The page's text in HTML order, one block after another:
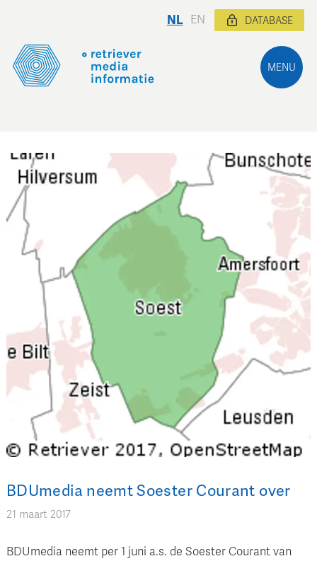
MENU
NL EN DATABASE
BDUmedia neemt Soester Courant over
21 maart 2017
BDUmedia neemt per 1 juni a.s. de Soester Courant van